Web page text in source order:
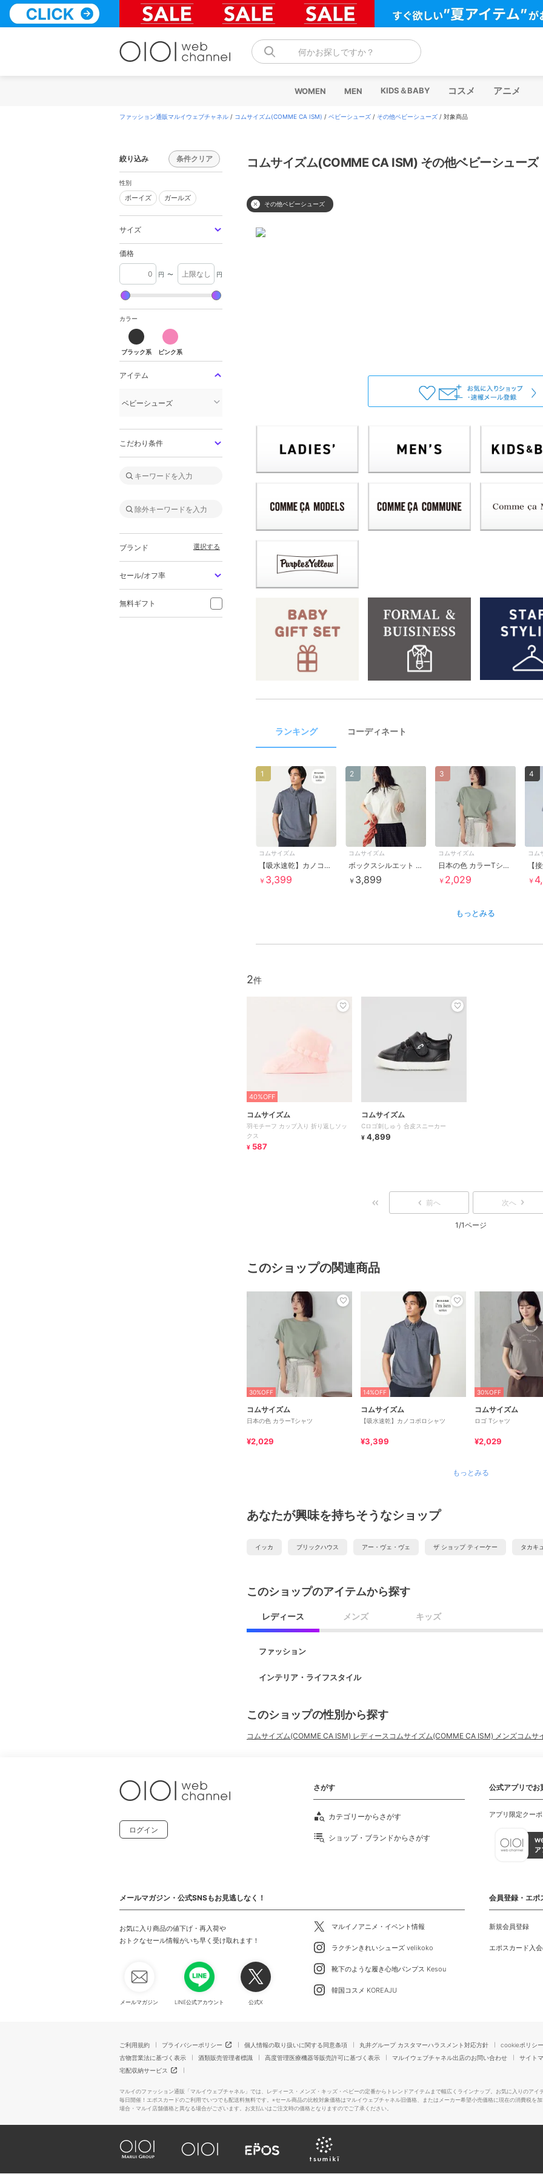
テ
何かお探しですか？
WOMEN MEN KIDS＆BABY コスメ アニメ
ファッション通販マルイウェブチャネル / コムサイズム(COMME CA ISM) / ベビーシューズ / その他ベビーシューズ / 対象商品
絞り込み 条件クリア
性別
ボーイズ
ボーイズ ガールズ
ガールズ
サイズ
価格
円 〜 円
カラー
ブラック系
ブラック系
ピンク系
ピンク系
アイテム
ベビーシューズ
こだわり条件
ブランド 選択する
セール/オフ率
無料ギフト
コムサイズム(COMME CA ISM) その他ベビーシューズ
その他ベビーシューズ
ランキング コーディネート
コムサイズム
【吸水速乾】カノコポロシャツ
￥ 3,399
1
コムサイズム
ボックスシルエット クロップド丈Ｔシャツ
￥ 3,899
2
コムサイズム
日本の色 カラーTシャツ
￥ 2,029
3
コム
￥
4
もっとみる
2
40%OFF
コムサイズム
羽モチーフ カップ入り 折り返しソッ
クス
¥ 587
コムサイズム
Cロゴ刺しゅう 合皮スニーカー
¥ 4,899
前へ 次へ
1/1ページ
このショップの関連商品
30%OFF
コムサイズム
日本の色 カラーTシャツ
¥2,029
14%OFF
コムサイズム
【吸水速乾】カノコポロシャツ
¥3,399
30%OFF
コムサイズム
ロゴ Tシャツ
¥2,029
もっとみる
あなたが興味を持ちそうなショップ
イッカ ブリックハウス アー・ヴェ・ヴェ ザ ショップ ティーケー タカキ
このショップのアイテムから探す
レディース メンズ キッズ
ファッション
インテリア・ライフスタイル
このショップの性別から探す
コムサイズム(COMME CA ISM) レディース コムサイズム(COMME CA ISM) メンズコムサ
ログイン
さがす
カテゴリーからさがす
ショップ・ブランドからさがす
公式アプリでお
アプリ限定クー
メールマガジン・公式SNSもお見逃しなく！
お気に入り商品の値下げ・再入荷や
おトクなセール情報がいち早く受け取れます！
メールマガジン LINE公式アカウント 公式X
マルイノアニメ・イベント情報
ラクチンきれいシューズ velikoko
靴下のような履き心地パンプス Kesou
韓国コスメ KOREAJU
会員登録・エポ
新規会員登録
エポスカード入
ご利用規約 プライバシーポリシー 個人情報の取り扱いに関する同意条項 丸井グループ カスタマーハラスメント対応方針
cookieポリシー
古物営業法に基づく表示
酒類販売管理者標識 高度管理医療機器等販売許可に基づく表示 マルイウェブチャネル出店のお問い合わせ
サイト
宅配収納サービス
マルイのファッション通販「マルイウェブチャネル」では、レディース・メンズ・キッズ・ベビーの定番からトレンドアイテムまで幅広くラインナップ。お気に入りのア
毎日開催！エポスカードのご利用でいつでも配送料無料です。 ※セール商品の比較対象価格はマルイウェブチャネル旧価格、またはメーカー希望小売価格に現在の消費税を
場合・マルイ店舗価格と異なる場合がございます。お支払いはご注文時の価格となりますのでご了承ください。